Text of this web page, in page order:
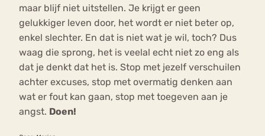
maar blijf niet uitstellen. Je krijgt er geen
gelukkiger leven door, het wordt er niet beter op,
enkel slechter. En dat is niet wat je wil, toch? Dus
waag die sprong, het is veelal echt niet zo eng als
dat je denkt dat het is. Stop met jezelf verschuilen
achter excuses, stop met overmatig denken aan
wat er fout kan gaan, stop met toegeven aan je
angst. Doen!